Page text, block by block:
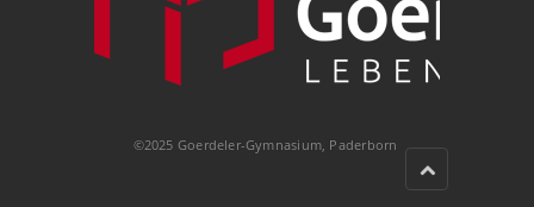
©2025 Goerdeler-Gymnasium, Paderborn